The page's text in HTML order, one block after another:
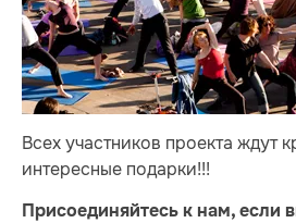
Всех участников проекта ждут
интересные подарки!!!
Присоединяйтесь к нам, если